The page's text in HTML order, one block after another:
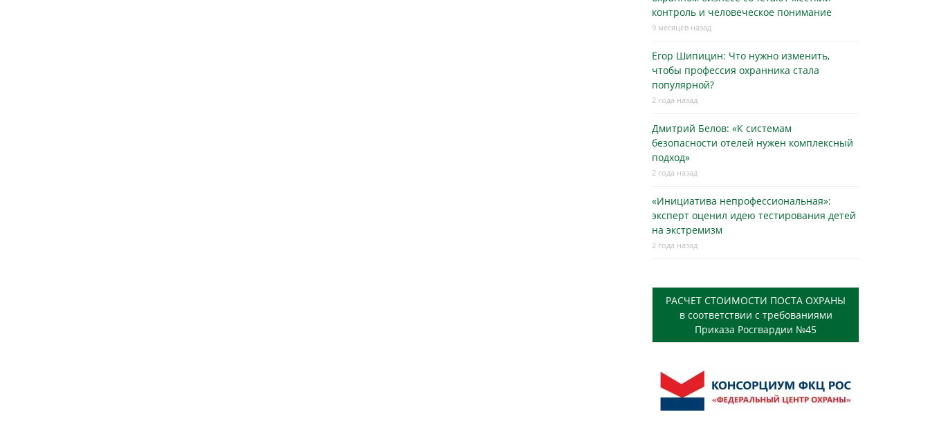
контроль и человеческое понимание
9 месяцев назад
Егор Шипицин: Что нужно изменить,
чтобы профессия охранника стала
популярной?
2 года назад
Дмитрий Белов: «К системам
безопасности отелей нужен комплексный
подход»
2 года назад
«Инициатива непрофессиональная»:
эксперт оценил идею тестирования детей
на экстремизм
2 года назад
РАСЧЕТ СТОИМОСТИ ПОСТА ОХРАНЫ
в соответствии с требованиями
Приказа Росгвардии №45